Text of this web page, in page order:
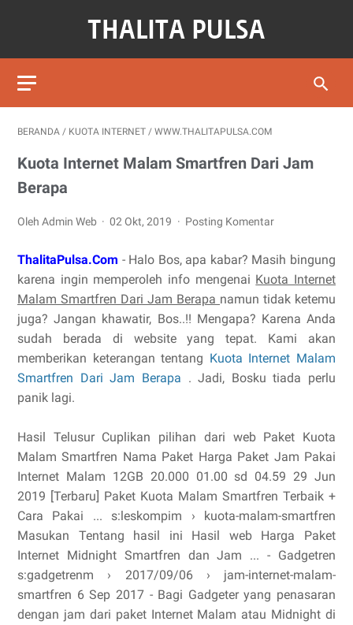
BERANDA / KUOTA INTERNET / WWW.THALITAPULSA.COM
Kuota Internet Malam Smartfren Dari Jam
Berapa
Oleh Admin Web 02 Okt, 2019 Posting Komentar
ThalitaPulsa.Com - Halo Bos, apa kabar? Masih bingung
karena ingin memperoleh info mengenai Kuota Internet
Malam Smartfren Dari Jam Berapa namun tidak ketemu
juga? Jangan khawatir, Bos..!! Mengapa? Karena Anda
sudah berada di website yang tepat. Kami akan
memberikan keterangan tentang Kuota Internet Malam
Smartfren Dari Jam Berapa . Jadi, Bosku tiada perlu
panik lagi.
Hasil Telusur Cuplikan pilihan dari web Paket Kuota
Malam Smartfren Nama Paket Harga Paket Jam Pakai
Internet Malam 12GB 20.000 01.00 sd 04.59 29 Jun
2019 [Terbaru] Paket Kuota Malam Smartfren Terbaik +
Cara Pakai ... s:leskompim › kuota-malam-smartfren
Masukan Tentang hasil ini Hasil web Harga Paket
Internet Midnight Smartfren dan Jam ... - Gadgetren
s:gadgetrenm › 2017/09/06 › jam-internet-malam-
smartfren 6 Sep 2017 - Bagi Gadgeter yang penasaran
dengan jam dari paket Internet Malam atau Midnight di